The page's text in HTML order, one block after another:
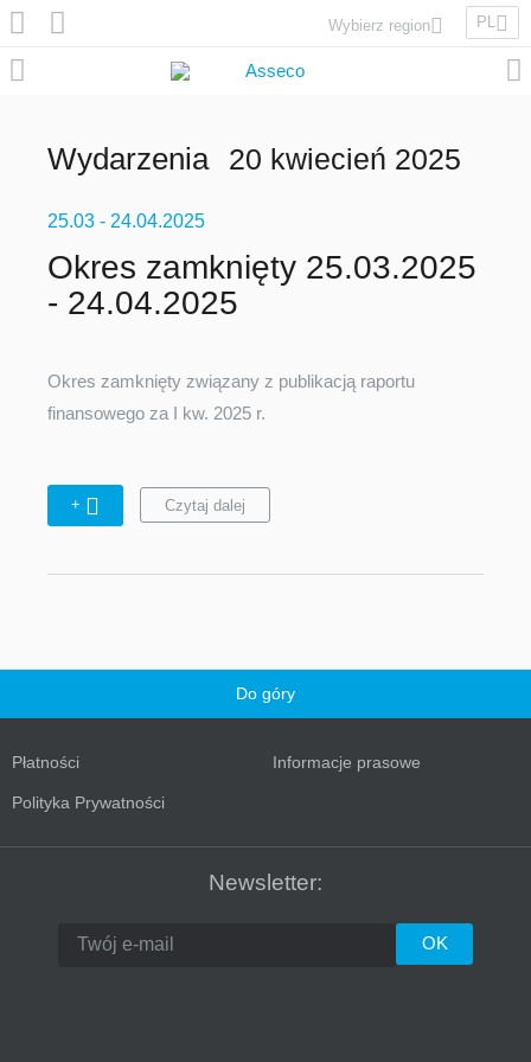
Wybierz region
Asseco Spain
Asseco Central Europe
PL
Wydarzenia 20 kwiecień 2025
25.03 - 24.04.2025
Okres zamknięty 25.03.2025
- 24.04.2025
Okres zamknięty związany z publikacją raportu
finansowego za I kw. 2025 r.
+ Czytaj dalej
Do góry
Płatności Informacje prasowe
Polityka Prywatności
Newsletter: